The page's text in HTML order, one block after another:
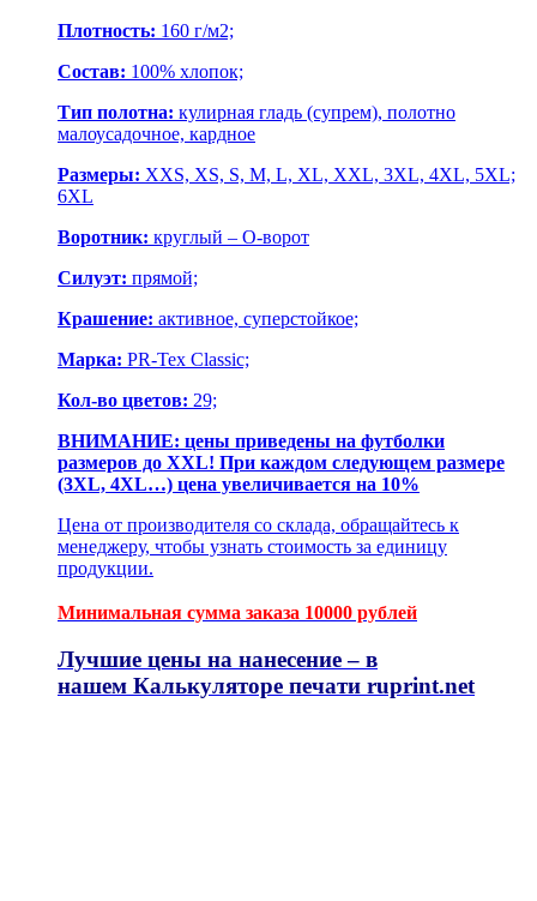
Плотность: 160 г/м2;
Состав: 100% хлопок;
Тип полотна: кулирная гладь (супрем), полотно
малоусадочное, кардное
Размеры: XXS, XS, S, M, L, XL, XXL, 3XL, 4XL, 5XL;
6XL
Воротник: круглый – О-ворот
Силуэт: прямой;
Крашение: активное, суперстойкое;
Марка: PR-Tex Classic;
Кол-во цветов: 29;
ВНИМАНИЕ: цены приведены на футболки
размеров до XXL! При каждом следующем размере
(3XL, 4XL…) цена увеличивается на 10%
Цена от производителя со склада, обращайтесь к
менеджеру, чтобы узнать стоимость за единицу
продукции.
Минимальная сумма заказа 10000 рублей
Лучшие цены на нанесение – в
нашем Калькуляторе печати ruprint.net